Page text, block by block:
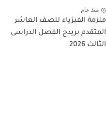
منذ عام
ملزمة الفيزياء للصف العاشر
المتقدم بريدج الفصل الدراسى
الثالث 2026